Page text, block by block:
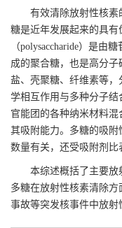
有效清除放射性核素
糖是近年发展起来的具
（polysaccharide）是由
成的聚合糖，也是高分
盐、壳聚糖、纤维素等
学相互作用与多种分子
官能团的各种纳米材料
其吸附能力。多糖的吸
数量有关，还受吸附剂比
本综述概括了主要放
多糖在放射性核素清除
事故等突发核事件中放射